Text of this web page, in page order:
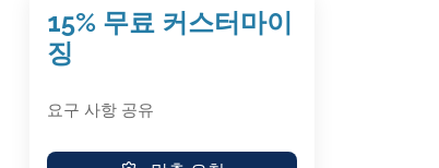
15% 무료 커스터마이
징
요구 사항 공유